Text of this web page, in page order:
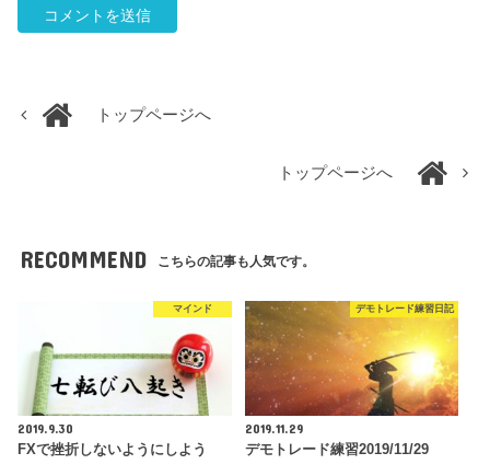
トップページへ
トップページへ
RECOMMEND こちらの記事も人気です。
マインド
2019.9.30
FXで挫折しないようにしよう
デモトレード練習日記
2019.11.29
デモトレード練習2019/11/29